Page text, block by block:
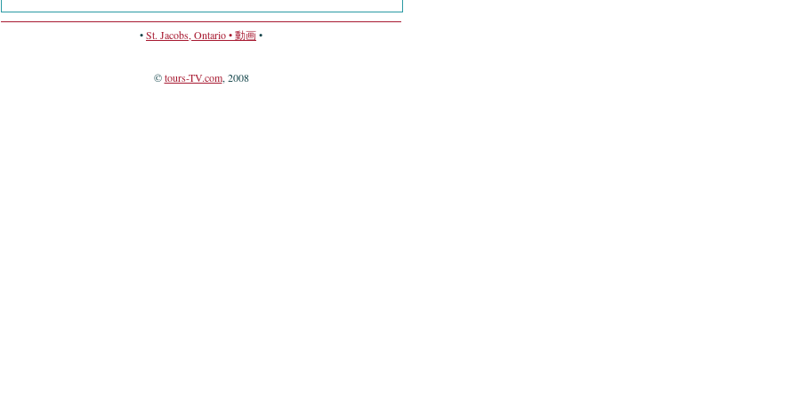
•St. Jacobs, Ontario • 動画•
©tours-TV.com, 2008